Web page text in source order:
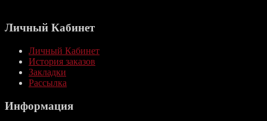
Личный Кабинет
Личный Кабинет
История заказов
Закладки
Рассылка
Информация